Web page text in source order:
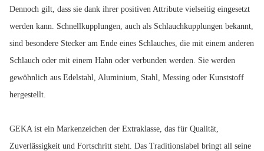
Dennoch gilt, dass sie dank ihrer positiven Attribute vielseitig eingesetzt
werden kann. Schnellkupplungen, auch als Schlauchkupplungen bekannt,
sind besondere Stecker am Ende eines Schlauches, die mit einem anderen
Schlauch oder mit einem Hahn oder verbunden werden. Sie werden
gewöhnlich aus Edelstahl, Aluminium, Stahl, Messing oder Kunststoff
hergestellt.
GEKA ist ein Markenzeichen der Extraklasse, das für Qualität,
Zuverlässigkeit und Fortschritt steht. Das Traditionslabel bringt all seine